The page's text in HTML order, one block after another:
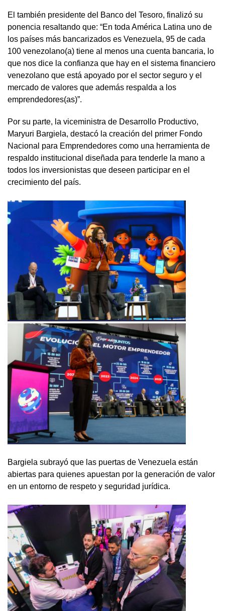
El también presidente del Banco del Tesoro, finalizó su
ponencia resaltando que: “En toda América Latina uno de
los países más bancarizados es Venezuela, 95 de cada
100 venezolano(a) tiene al menos una cuenta bancaria, lo
que nos dice la confianza que hay en el sistema financiero
venezolano que está apoyado por el sector seguro y el
mercado de valores que además respalda a los
emprendedores(as)”.
Por su parte, la viceministra de Desarrollo Productivo,
Maryuri Bargiela, destacó la creación del primer Fondo
Nacional para Emprendedores como una herramienta de
respaldo institucional diseñada para tenderle la mano a
todos los inversionistas que deseen participar en el
crecimiento del país.
Bargiela subrayó que las puertas de Venezuela están
abiertas para quienes apuestan por la generación de valor
en un entorno de respeto y seguridad jurídica.